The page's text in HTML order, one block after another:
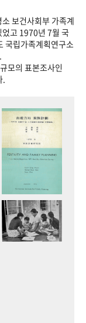
보건사회부 가족계
었고 1970년 7월 국
국립가족계획연구소
모의 표본조사인
.